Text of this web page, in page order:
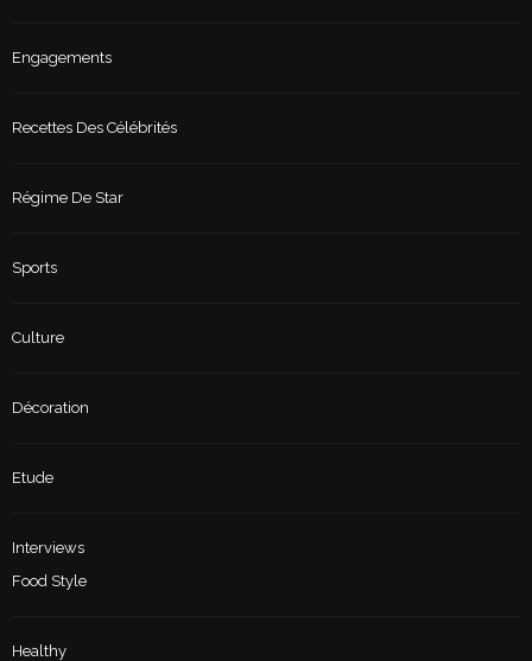
Engagements
Recettes Des Célébrités
Régime De Star
Sports
Culture
Décoration
Etude
Interviews
Food Style
Healthy